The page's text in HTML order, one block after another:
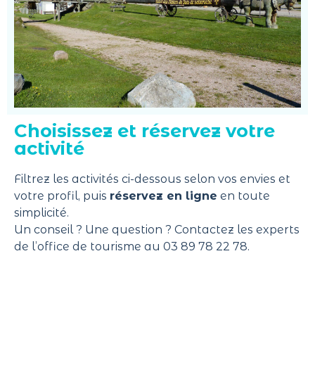
Choisissez et réservez votre
activité
Filtrez les activités ci-dessous selon vos envies et
votre profil, puis réservez en ligne en toute
simplicité.
Un conseil ? Une question ? Contactez les experts
de l’office de tourisme au 03 89 78 22 78.